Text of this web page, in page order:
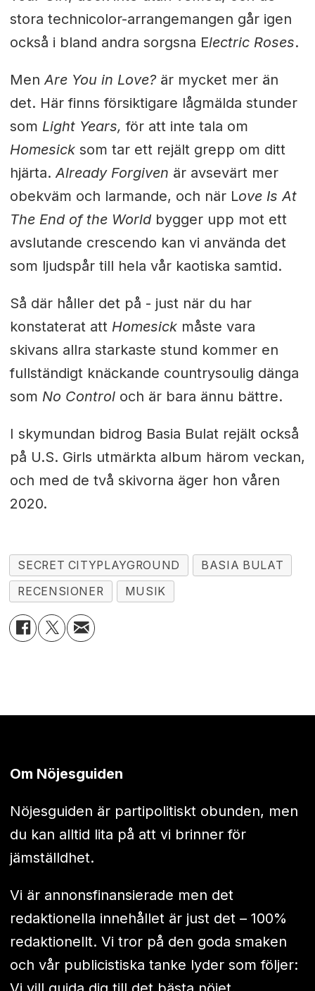
stora technicolor-arrangemangen går igen
också i bland andra sorgsna Electric Roses.
MenAre You in Love?är mycket mer än
det. Här finns försiktigare lågmälda stunder
som Light Years, för att inte tala om
Homesicksom tar ett rejält grepp om ditt
hjärta.Already Forgiven är avsevärt mer
obekväm och larmande, och när Love Is At
The End of the Worldbygger upp mot ett
avslutande crescendo kan vi använda det
som ljudspår till hela vår kaotiska samtid.
Så där håller det på - just när du har
konstaterat att Homesickmåste vara
skivans allra starkaste stund kommer en
fullständigt knäckande countrysoulig dänga
som No Control och är bara ännu bättre.
I skymundan bidrog Basia Bulat rejält också
på U.S. Girls utmärkta album härom veckan,
och med de två skivorna äger hon våren
2020.
SECRET CITYPLAYGROUND
BASIA BULAT
RECENSIONER
MUSIK
Om Nöjesguiden
Nöjesguiden är partipolitiskt obunden, men
du kan alltid lita på att vi brinner för
jämställdhet.
Vi är annonsfinansierade men det
redaktionella innehållet är just det – 100%
redaktionellt. Vi tror på den goda smaken
och vår publicistiska tanke lyder som följer: